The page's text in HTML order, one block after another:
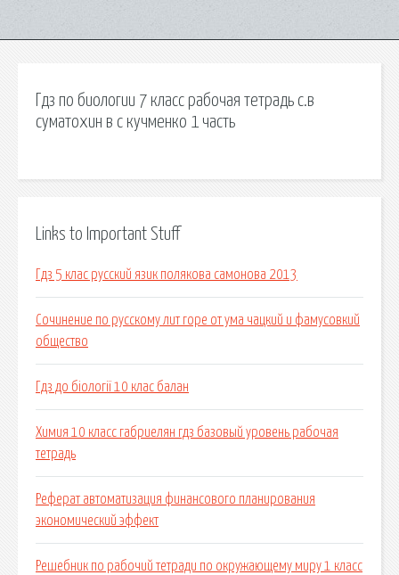
Гдз по биологии 7 класс рабочая тетрадь с.в
суматохин в с кучменко 1 часть
Links to Important Stuff
Гдз 5 клас русский язик полякова самонова 2013
Сочинение по русскому лит горе от ума чацкий и фамусовкий
общество
Гдз до біології 10 клас балан
Химия 10 класс габриелян гдз базовый уровень рабочая
тетрадь
Реферат автоматизация финансового планирования
экономический эффект
Решебник по рабочий тетради по окружающему миру 1 класс